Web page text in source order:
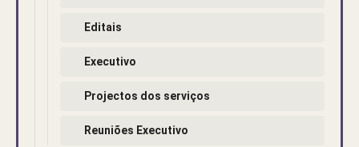
Editais
Executivo
Projectos dos serviços
Reuniões Executivo